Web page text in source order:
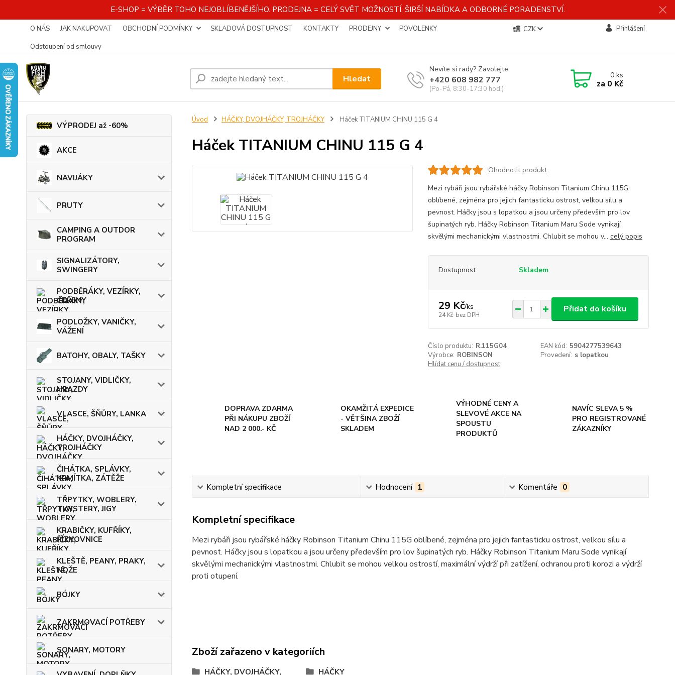
E-SHOP = VÝBĚR TOHO NEJOBLÍBENĚJŠÍHO. PRODEJNA = CELÝ SVĚT MOŽNOSTÍ, ŠIRŠÍ NABÍDKA A ODBORNÉ PORADENSTVÍ.
O NÁS JAK NAKUPOVAT OBCHODNÍ PODMÍNKY SKLADOVÁ DOSTUPNOST KONTAKTY PRODEJNY
POVOLENKY
Odstoupení od smlouvy
CZK Přihlášení
Hledat
Nevíte si rady? Zavolejte.
+420 608 982 777
(Po-Pá, 8:30-17:30 hod.)
0ks
za 0 Kč
VÝPRODEJ až -60%
AKCE
NAVIJÁKY
PRUTY
CAMPING A OUTDOR
PROGRAM
SIGNALIZÁTORY,
SWINGERY
PODBĚRÁKY, VEZÍRKY,
ČEŘENY
PODLOŽKY, VANIČKY,
VÁŽENÍ
BATOHY, OBALY, TAŠKY
STOJANY, VIDLIČKY,
HRAZDY
VLASCE, ŠŇŮRY, LANKA
HÁČKY, DVOJHÁČKY,
TROJHÁČKY
ČIHÁTKA, SPLÁVKY,
KRMÍTKA, ZÁTĚŽE
TŘPYTKY, WOBLERY,
TWISTERY, JIGY
KRABIČKY, KUFŘÍKY,
ŘÍZKOVNICE
KLEŠTĚ, PEANY, PRAKY,
NOŽE
BÓJKY
ZAKRMOVACÍ POTŘEBY
SONARY, MOTORY
Úvod HÁČKY, DVOJHÁČKY, TROJHÁČKY Háček TITANIUM CHINU 115 G 4
Háček TITANIUM CHINU 115 G 4
Ohodnotit produkt
Mezi rybáři jsou rybářské háčky Robinson Titanium Chinu 115G
oblíbené, zejména pro jejich fantasticku ostrost, velkou sílu a
pevnost. Háčky jsou s lopatkou a jsou určeny především pro lov
šupinatých ryb. Háčky Robinson Titanium Maru Sode vynikají
skvělými mechanickými vlastnostmi. Chlubit se mohou v... celý popis
Dostupnost Skladem
29 Kč/ks
24 Kč bez DPH
Přidat do košíku
Číslo produktu: R.115G04 EAN kód: 5904277539643
Výrobce: ROBINSON Provedení: s lopatkou
Hlídat cenu / dostupnost
DOPRAVA ZDARMA
PŘI NÁKUPU ZBOŽÍ
NAD 2 000.- KČ
OKAMŽITÁ EXPEDICE
- VĚTŠINA ZBOŽÍ
SKLADEM
VÝHODNÉ CENY A
SLEVOVÉ AKCE NA
SPOUSTU
PRODUKTŮ
NAVÍC SLEVA 5 %
PRO REGISTROVANÉ
ZÁKAZNÍKY
Kompletní specifikace Hodnocení 1 Komentáře 0
Kompletní specifikace
Mezi rybáři jsou rybářské háčky Robinson Titanium Chinu 115G oblíbené, zejména pro jejich fantasticku ostrost, velkou sílu a
pevnost. Háčky jsou s lopatkou a jsou určeny především pro lov šupinatých ryb. Háčky Robinson Titanium Maru Sode vynikají
skvělými mechanickými vlastnostmi. Chlubit se mohou velkou ostrostí, maximální výdrží při zatížení, ochranou proti korozi a výdrží
proti otupení.
Zboží zařazeno v kategoriích
HÁČKY, DVOJHÁČKY,
HÁČKY